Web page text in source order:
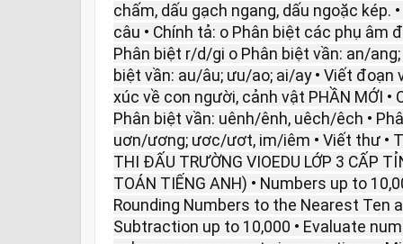
chấm, dấu gạch ngang, dấu ngoặc kép.
câu • Chính tả: o Phân biệt các phụ âm
Phân biệt r/d/gi o Phân biệt vần: an/
biệt vần: au/âu; ưu/ao; ai/ay • Viết
xúc về con người, cảnh vật PHẦN MỚI •
Phân biệt vần: uênh/ênh, uêch/êch •
uơn/ương; ươc/ươt, im/iêm • Viết thư •
THI ĐẤU TRƯỜNG VIOEDU LỚP 3 CẤP
TOÁN TIẾNG ANH) • Numbers up to
Rounding Numbers to the Nearest Ten
Subtraction up to 10,000 • Evaluate